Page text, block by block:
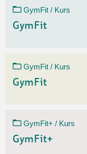
GymFit / Kurs
GymFit
GymFit / Kurs
GymFit
GymFit+ / Kurs
GymFit+